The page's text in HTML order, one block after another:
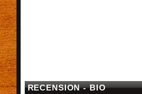
RECENSION - BIO